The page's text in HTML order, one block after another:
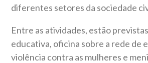
diferentes setores da sociedade
Entre as atividades, estão
educativa, oficina sobre a rede de
violência contra as mulheres e